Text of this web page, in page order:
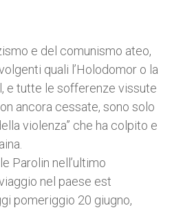
e del comunismo ateo,
quali l’Holodomor o la
e tutte le sofferenze vissute
ancora cessate, sono solo
violenza” che ha colpito e
Parolin nell’ultimo
nel paese est
pomeriggio 20 giugno,